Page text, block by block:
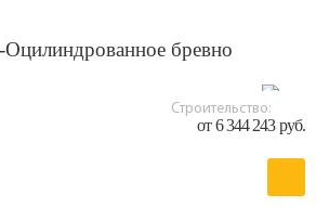
бревно
Строительство:
от 6 344 243 руб.